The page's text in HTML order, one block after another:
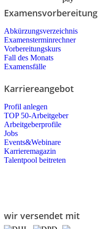
Examensvorbereitung
Abkürzungsverzeichnis
Examensterminrechner
Vorbereitungskurs
Fall des Monats
Examensfälle
Karriereangebot
Profil anlegen
TOP 50-Arbeitgeber
Arbeitgeberprofile
Jobs
Events&Webinare
Karrieremagazin
Talentpool beitreten
wir versendet mit